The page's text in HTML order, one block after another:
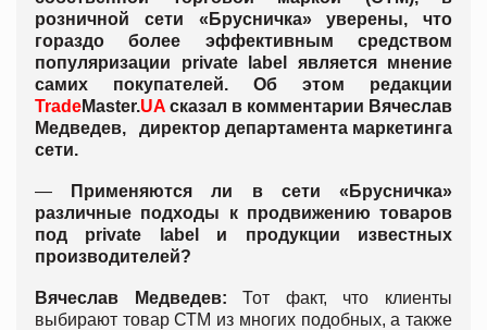
розничной сети «Брусничка» уверены, что
гораздо более эффективным средством
популяризации private label является мнение
самих покупателей. Об этом редакции
TradeMaster.UA сказал в комментарии Вячеслав
Медведев, директор департамента маркетинга
сети.
—
Применяются ли в сети «Брусничка»
различные подходы к продвижению товаров
под private
abel и продукции известных
производителей?
Вячеслав Медведев: Тот факт, что клиенты
выбирают товар СТМ из многих подобных, а также